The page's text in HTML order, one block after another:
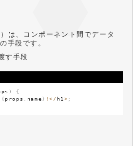
）は、コンポーネント間でデータ
手段です。
す手段
)
{
{ props name} !< / h1 > ;